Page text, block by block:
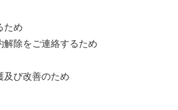
ため
解除をご連絡するため
及び改善のため